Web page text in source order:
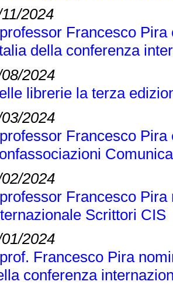
2024
Francesco
della conferenza
2024
librerie la terza
2024
Francesco
2024
Francesco
Scrittori CIS
2024
Francesco Pira
conferenza